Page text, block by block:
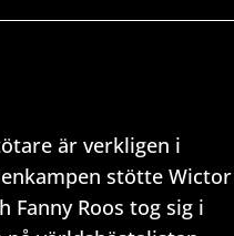
är verkligen i
stötte Wictor
Fanny Roos tog sig i